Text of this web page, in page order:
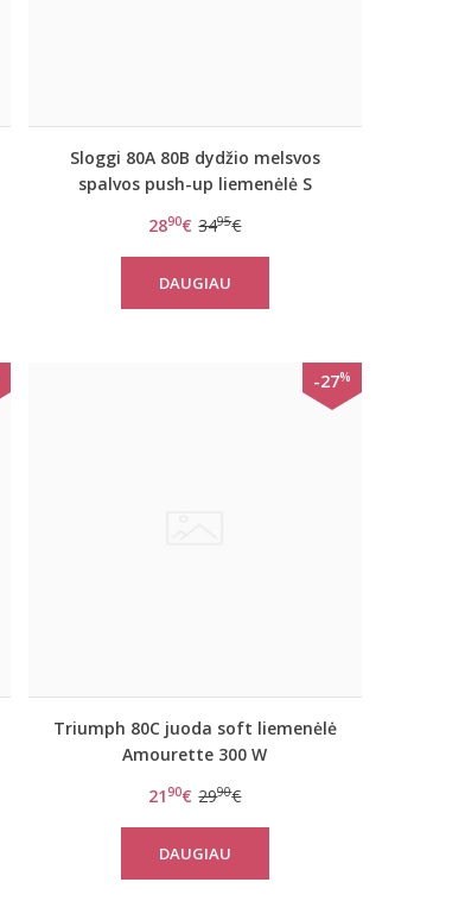
Sloggi 80A 80B dydžio melsvos
spalvos push-up liemenėlė S
2890€ 3495€
DAUGIAU
-27%
Triumph 80C juoda soft liemenėlė
Amourette 300 W
2190€ 2990€
DAUGIAU